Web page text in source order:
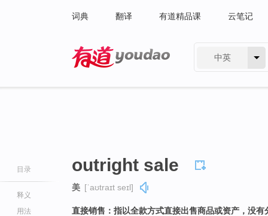
词典 翻译 有道精品课 云笔记
中英
目录
释义
用法
outright sale
美 [ˈaʊtraɪt seɪl]
直接销售：指以全款方式直接出售商品或资产，没有